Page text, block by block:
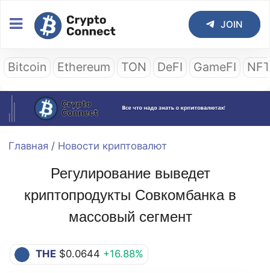
JOIN
Bitcoin Ethereum TON DeFI GameFI
Главная / Новости криптовалют
Регулирование выведет
криптопродукты Совкомбанка в
массовый сегмент
THE $0.0644 +16.88%